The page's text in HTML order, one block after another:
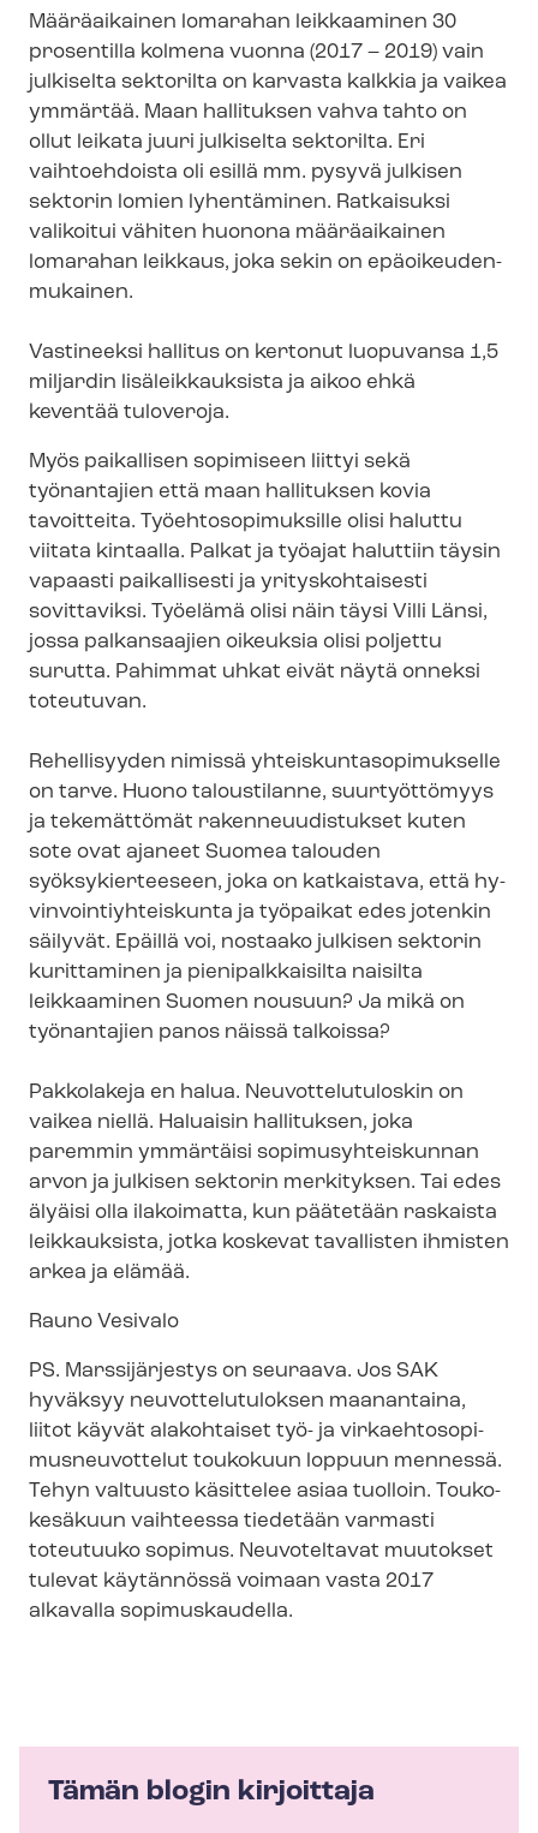
Määräaikainen lomarahan leikkaaminen 30
prosentilla kolmena vuonna (2017 – 2019) vain
julkiselta sektorilta on karvasta kalkkia ja vaikea
ymmärtää. Maan hallituksen vahva tahto on
ollut leikata juuri julkiselta sektorilta. Eri
vaihtoehdoista oli esillä mm. pysyvä julkisen
sektorin lomien lyhentäminen. Ratkaisuksi
valikoitui vähiten huonona määräaikainen
lomarahan leikkaus, joka sekin on epä­oi­keu­den­
mu­kai­nen.
Vastineeksi hallitus on kertonut luopuvansa 1,5
miljardin lisäleikkauksista ja aikoo ehkä
keventää tuloveroja.
Myös paikallisen sopimiseen liittyi sekä
työnantajien että maan hallituksen kovia
tavoitteita. Työ­eh­to­so­pi­muk­sil­le olisi haluttu
viitata kintaalla. Palkat ja työajat haluttiin täysin
vapaasti paikallisesti ja yrityskohtaisesti
sovittaviksi. Työelämä olisi näin täysi Villi Länsi,
jossa palkansaajien oikeuksia olisi poljettu
surutta. Pahimmat uhkat eivät näytä onneksi
toteutuvan.
Rehellisyyden nimissä yh­teis­kun­ta­so­pi­muk­sel­le
on tarve. Huono taloustilanne, suurtyöttömyys
ja tekemättömät ra­ken­ne­uu­dis­tuk­set kuten
sote ovat ajaneet Suomea talouden
syöksykierteeseen, joka on katkaistava, että hy­
vin­voin­tiyh­teis­kun­ta ja työpaikat edes jotenkin
säilyvät. Epäillä voi, nostaako julkisen sektorin
kurittaminen ja pienipalkkaisilta naisilta
leikkaaminen Suomen nousuun? Ja mikä on
työnantajien panos näissä talkoissa?
Pakkolakeja en halua. Neu­vot­te­lu­tu­los­kin on
vaikea niellä. Haluaisin hallituksen, joka
paremmin ymmärtäisi so­pi­musyh­teis­kun­nan
arvon ja julkisen sektorin merkityksen. Tai edes
älyäisi olla ilakoimatta, kun päätetään raskaista
leikkauksista, jotka koskevat tavallisten ihmisten
arkea ja elämää.
Rauno Vesivalo
PS. Marssijärjestys on seuraava. Jos SAK
hyväksyy neu­vot­te­lu­tu­lok­sen maanantaina,
liitot käyvät alakohtaiset työ- ja vir­kaeh­to­so­pi­
mus­neu­vot­te­lut toukokuun loppuun mennessä.
Tehyn valtuusto käsittelee asiaa tuolloin. Touko-
kesäkuun vaihteessa tiedetään varmasti
toteutuuko sopimus. Neuvoteltavat muutokset
tulevat käytännössä voimaan vasta 2017
alkavalla sopimuskaudella.
Tämän blogin kirjoittaja